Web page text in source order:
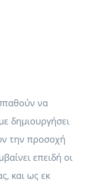
να
δημιουργήσει
την προσοχή
επειδή οι
και ως εκ